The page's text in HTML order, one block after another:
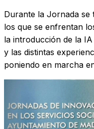
Durante la Jornada
los que se enfrentan
la introducción de la
y las distintas
poniendo en marcha